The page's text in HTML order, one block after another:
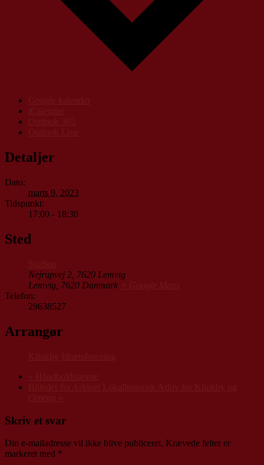
Detaljer
Dato:
marts 9, 2023
Tidspunkt:
17:00 - 18:30
Sted
Nejrupvej 2, 7620 Lemvig
Lemvig 7620 Danmark
Telefon:
29638527
Arrangør
Skriv et svar
Din e-mailadresse vil ikke blive publiceret. Krævede felter er
markeret med *